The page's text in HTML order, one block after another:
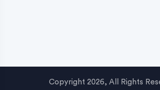
Copyright 2026, All Rights